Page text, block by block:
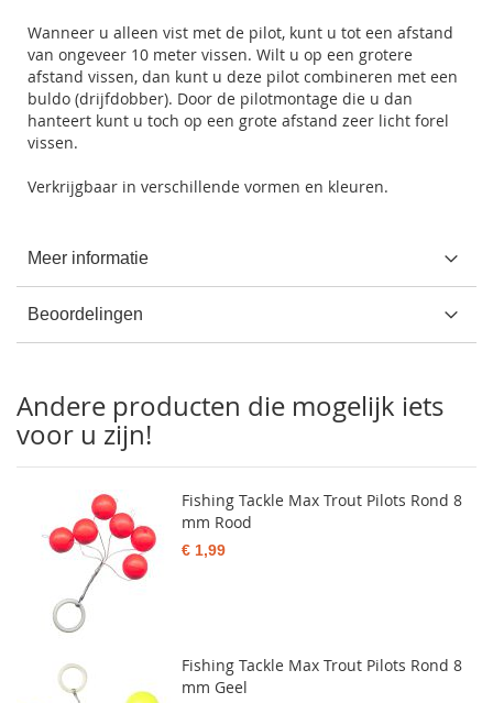
Wanneer u alleen vist met de pilot, kunt u tot een afstand
van ongeveer 10 meter vissen. Wilt u op een grotere
afstand vissen, dan kunt u deze pilot combineren met een
buldo (drijfdobber). Door de pilotmontage die u dan
hanteert kunt u toch op een grote afstand zeer licht forel
vissen.
Verkrijgbaar in verschillende vormen en kleuren.
Meer informatie
Beoordelingen
Andere producten die mogelijk iets
voor u zijn!
Fishing Tackle Max Trout Pilots Rond 8
mm Rood
€ 1,99
Fishing Tackle Max Trout Pilots Rond 8
mm Geel